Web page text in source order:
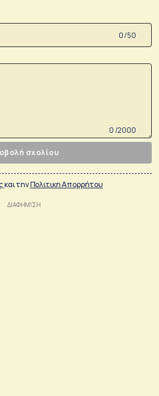
0 /50
0 /2000
σχολίου
και τηνΠολιτικη Απορρήτου